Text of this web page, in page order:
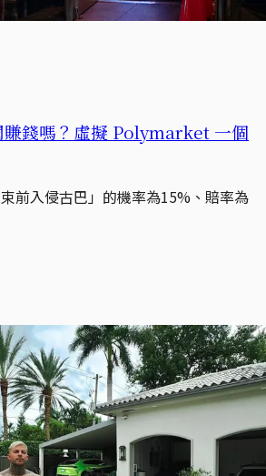
賺錢嗎？虛擬 Polymarket 一個
束前入侵古巴」的機率為15%、賠率為